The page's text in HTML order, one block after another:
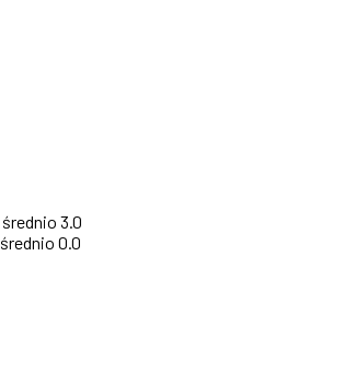
średnio 3.0
średnio 0.0